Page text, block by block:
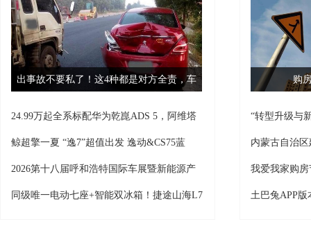
出事故不要私了！这4种都是对方全责，车
24.99万起全系标配华为乾崑ADS 5，阿维塔
07L
鲸超擎一夏 “逸7”超值出发 逸动&CS75蓝
2026第十八届呼和浩特国际车展暨新能源产
业博
同级唯一电动七座+智能双冰箱！捷途山海L7
购
“转型升级与
内蒙古自治
流
我爱我家购
好房
土巴兔APP